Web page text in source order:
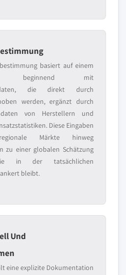
basiert auf einem
beginnend mit
die direkt durch
werden, ergänzt durch
von Herstellern und
Diese Eingaben
Märkte hinweg
zu einer globalen Schätzung
in der tatsächlichen
bleibt.
Und
eine explizite Dokumentation